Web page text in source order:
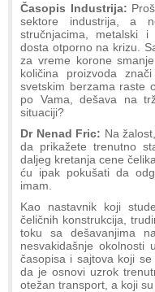
Časopis Industrija:
sektore industrija, a
stručnjacima, metalski
dosta otporno na krizu.
za vreme korone
količina proizvoda
svetskim berzama raste
po Vama, dešava na
situaciji?
Dr Nenad Fric: Na
da prikažete trenutno
daljeg kretanja cene
ću ipak pokušati da
imam.
Kao nastavnik koji
čeličnih konstrukcija,
toku sa dešavanjima
nesvakidašnje okolnosti
časopisa i sajtova koji
da je osnovi uzrok
otežan transport, a koji